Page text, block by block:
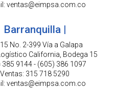
ventas@eimpsa.com.co
Barranquilla |
No. 2-399 Vía a Galapa
California, Bodega 15
385 9144 - (605) 386 1097
Ventas: 315 718 5290
ventas@eimpsa.com.co